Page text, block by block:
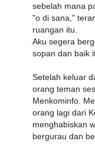
sebelah mana
"o di sana,"
ruangan itu.
Aku segera
sopan dan baik
Setelah keluar
orang teman
Menkominfo.
orang lagi dari
menghabiskan
bergurau dan